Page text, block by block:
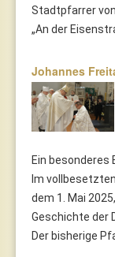
Stadtpfarrer
„An der
Johannes
Ein besonderes
Im
dem 1. Mai
Geschichte der
Der bisherige